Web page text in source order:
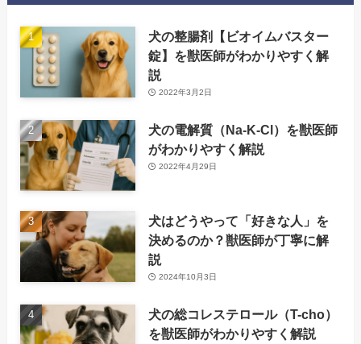
犬の整腸剤【ビオイムバスター
錠】を獣医師がわかりやすく解
説
2022年3月2日
犬の電解質（Na-K-Cl）を獣医師
がわかりやすく解説
2022年4月29日
犬はどうやって「好きな人」を
決めるのか？獣医師が丁寧に解
説
2024年10月3日
犬の総コレステロール（T-cho）
を獣医師がわかりやすく解説